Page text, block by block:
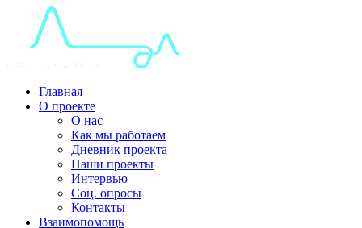
Главная
О проекте
О нас
Как мы работаем
Дневник проекта
Наши проекты
Интервью
Соц. опросы
Контакты
Взаимопомощь